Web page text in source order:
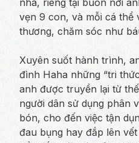
vẹn 9 con, và mỗi cá thể
thương, chăm sóc như
Xuyên suốt hành trình,
đình Haha những “tri
anh được truyền lại từ
người dân sử dụng phân
bón, cho đến việc tận
đau bụng hay đắp lên